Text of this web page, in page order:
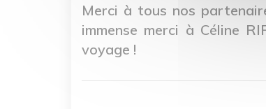
Merci à tous nos
immense merci à Céline
voyage !